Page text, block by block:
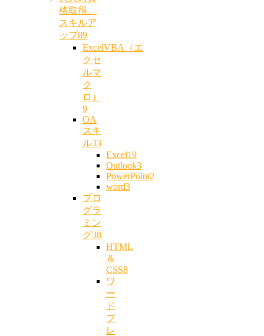
格取得、
スキルア
ップ89
ExcelVBA（エ
クセ
ルマ
ク
ロ）
9
OA
スキ
ル33
Excel19
Outlook3
PowerPoint2
word3
プロ
グラ
ミン
グ38
HTML
＆
CSS8
ワ
ー
ド
プ
レ